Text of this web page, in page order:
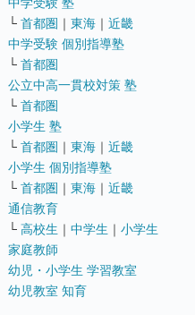
└ 首都圏 ｜ 東海 ｜ 近畿
中学受験 個別指導塾
└ 首都圏
公立中高一貫校対策 塾
└ 首都圏
小学生 塾
└ 首都圏 ｜ 東海 ｜ 近畿
小学生 個別指導塾
└ 首都圏 ｜ 東海 ｜ 近畿
通信教育
└ 高校生 ｜ 中学生 ｜ 小学生
家庭教師
幼児・小学生 学習教室
幼児教室 知育